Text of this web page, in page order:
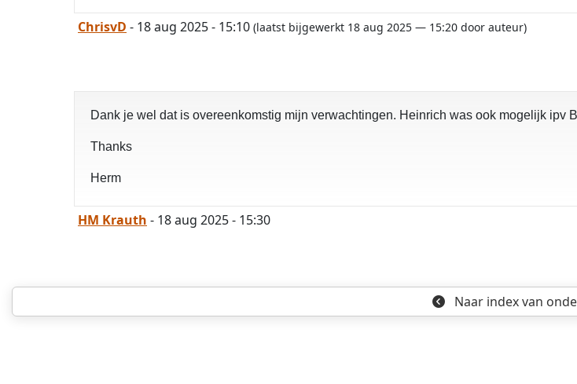
ChrisvD - 18 aug 2025 - 15:10 (laatst bijgewerkt 18 aug 2025 — 15:20 door auteur)
Dank je wel dat is overeenkomstig mijn verwachtingen. Heinrich was ook mogelijk ipv
Thanks
Herm
HM Krauth - 18 aug 2025 - 15:30
Naar indexvan